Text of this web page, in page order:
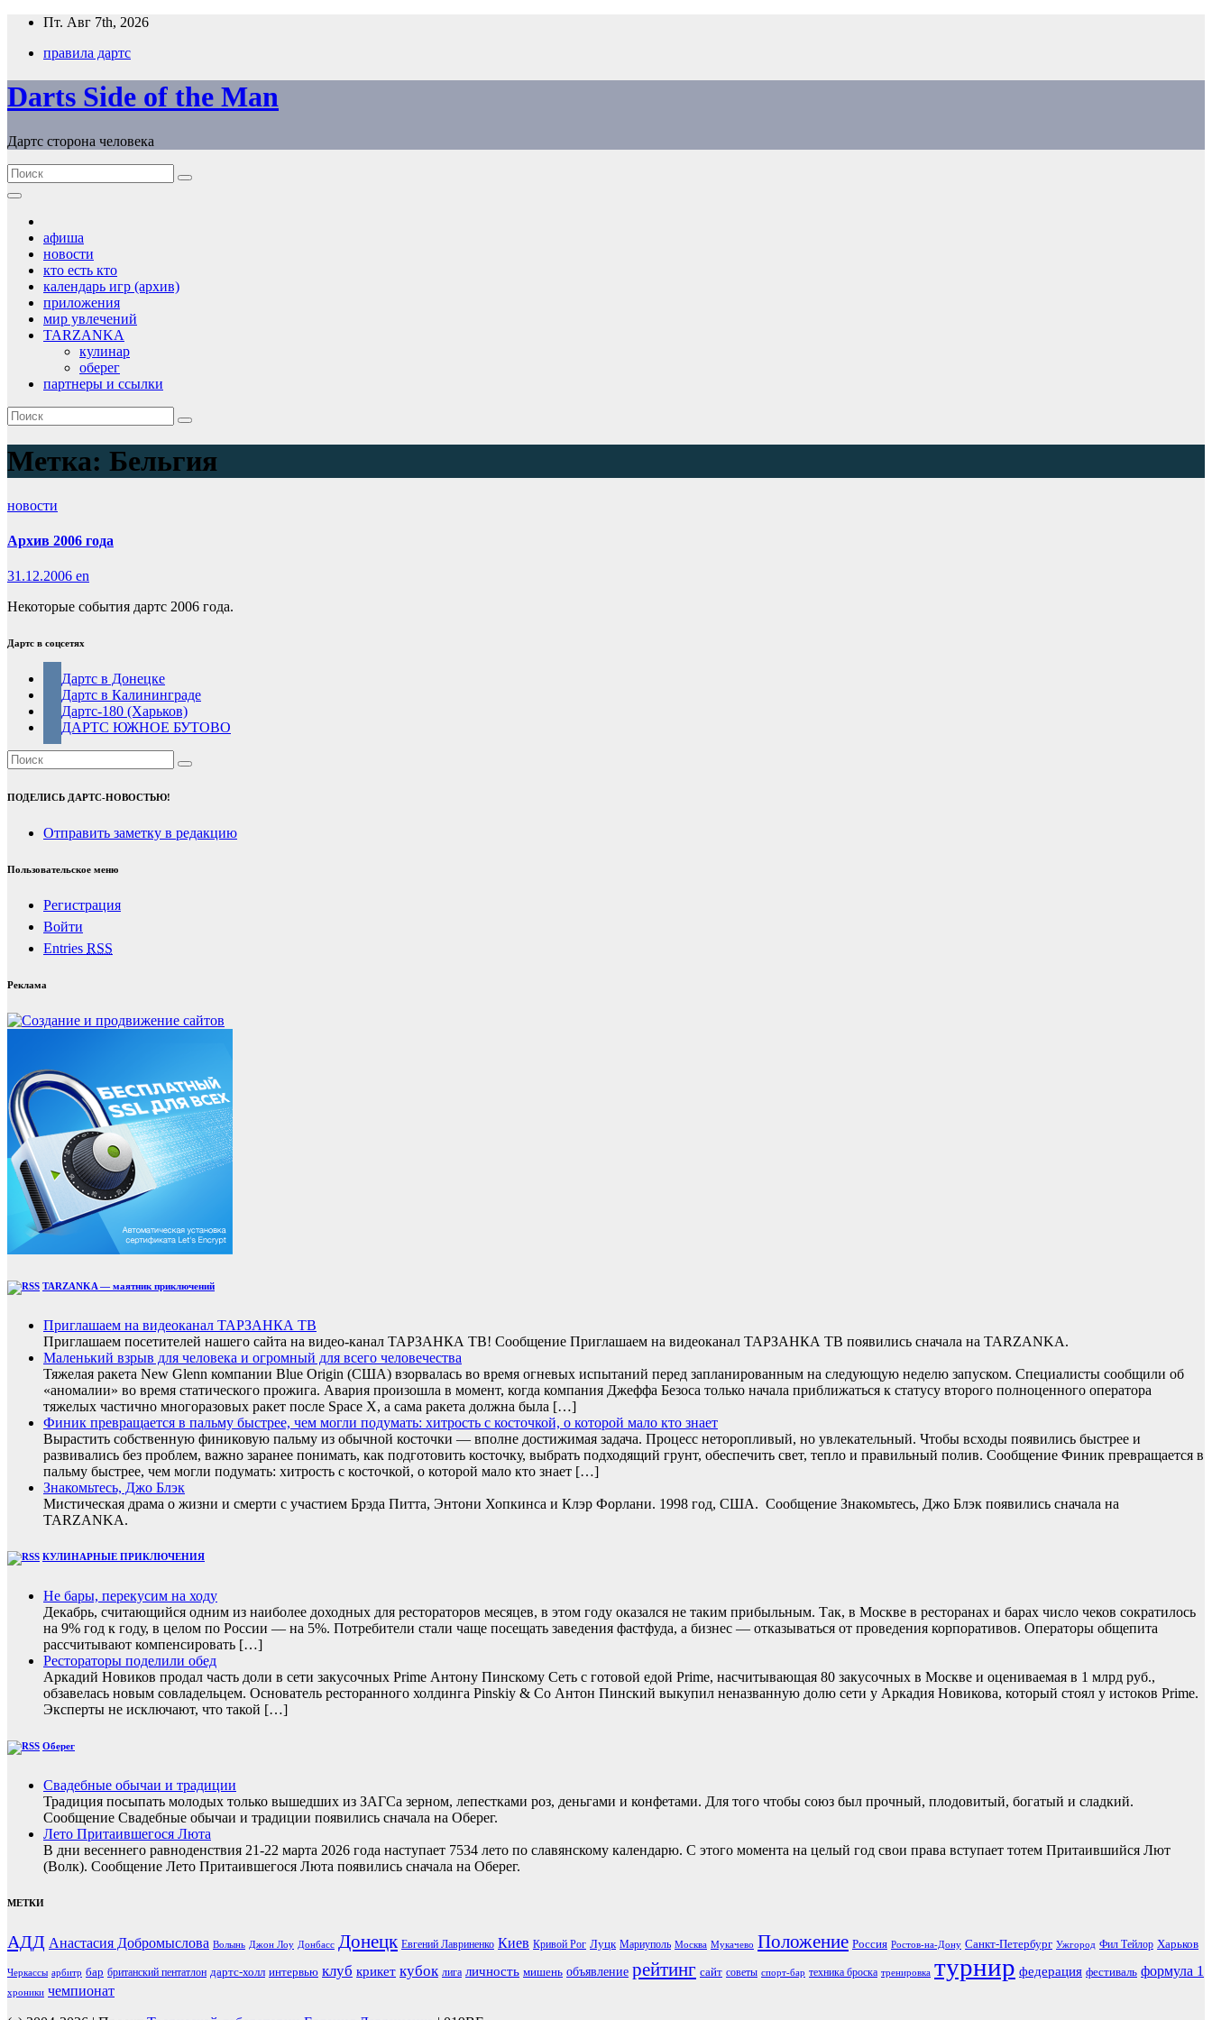
Перейти
содержимому
Пт. Авг 7th, 2026
правила дартс
Darts Side of the Man
Дартс сторона человека
афиша
новости
кто есть кто
календарь игр (архив)
приложения
мир увлечений
TARZANKA
кулинар
оберег
партнеры и ссылки
Метка: Бельгия
новости
Архив 2006 года
31.12.2006 en
Некоторые события дартс 2006 года.
Дартс в соцсетях
Дартс в Донецке
Дартс в Калининграде
Дартс-180 (Харьков)
ДАРТС ЮЖНОЕ БУТОВО
ПОДЕЛИСЬ ДАРТС-НОВОСТЬЮ!
Отправить заметку в редакцию
Пользовательское меню
Регистрация
Войти
Entries RSS
Реклама
TARZANKA — маятник приключений
Приглашаем на видеоканал ТАРЗАНКА ТВ
Приглашаем посетителей нашего сайта на видео-канал ТАРЗАНКА ТВ! Сообщение Приглашаем на видеоканал ТАРЗАНКА ТВ появились сначала на TARZANKA.
Маленький взрыв для человека и огромный для всего человечества
Тяжелая ракета New Glenn компании Blue Origin (США) взорвалась во время огневых испытаний перед запланированным на следующую неделю запуском. Специалисты сообщили об
«аномалии» во время статического прожига. Авария произошла в момент, когда компания Джеффа Безоса только начала приближаться к статусу второго полноценного оператора
тяжелых частично многоразовых ракет после Space X, а сама ракета должна была […]
Финик превращается в пальму быстрее, чем могли подумать: хитрость с косточкой, о которой мало кто знает
Вырастить собственную финиковую пальму из обычной косточки — вполне достижимая задача. Процесс неторопливый, но увлекательный. Чтобы всходы появились быстрее и
развивались без проблем, важно заранее понимать, как подготовить косточку, выбрать подходящий грунт, обеспечить свет, тепло и правильный полив. Сообщение Финик превращается в
пальму быстрее, чем могли подумать: хитрость с косточкой, о которой мало кто знает […]
Знакомьтесь, Джо Блэк
Мистическая драма о жизни и смерти с участием Брэда Питта, Энтони Хопкинса и Клэр Форлани. 1998 год, США. Сообщение Знакомьтесь, Джо Блэк появились сначала на
TARZANKA.
КУЛИНАРНЫЕ ПРИКЛЮЧЕНИЯ
Не бары, перекусим на ходу
Декабрь, считающийся одним из наиболее доходных для рестораторов месяцев, в этом году оказался не таким прибыльным. Так, в Москве в ресторанах и барах число чеков сократилось
на 9% год к году, в целом по России — на 5%. Потребители стали чаще посещать заведения фастфуда, а бизнес — отказываться от проведения корпоративов. Операторы общепита
рассчитывают компенсировать […]
Рестораторы поделили обед
Аркадий Новиков продал часть доли в сети закусочных Prime Антону Пинскому Сеть с готовой едой Prime, насчитывающая 80 закусочных в Москве и оцениваемая в 1 млрд руб.,
обзавелась новым совладельцем. Основатель ресторанного холдинга Pinskiy & Co Антон Пинский выкупил неназванную долю сети у Аркадия Новикова, который стоял у истоков Prime.
Эксперты не исключают, что такой […]
Оберег
Свадебные обычаи и традиции
Традиция посыпать молодых только вышедших из ЗАГСа зерном, лепестками роз, деньгами и конфетами. Для того чтобы союз был прочный, плодовитый, богатый и сладкий.
Сообщение Свадебные обычаи и традиции появились сначала на Оберег.
Лето Притаившегося Люта
В дни весеннего равноденствия 21-22 марта 2026 года наступает 7534 лето по славянскому календарю. С этого момента на целый год свои права вступает тотем Притаившийся Лют
(Волк). Сообщение Лето Притаившегося Люта появились сначала на Оберег.
МЕТКИ
АДД Анастасия Добромыслова Волынь Джон Лоу Донбасс Донецк Евгений Лавриненко Киев Кривой Рог Луцк Мариуполь Москва Мукачево Положение Россия Ростов-на-Дону Санкт-Петербург Ужгород Фил Тейлор Харьков
Черкассы арбитр бар британский пентатлон дартс-холл интервью клуб крикет кубок лига личность мишень объявление рейтинг сайт советы спорт-бар техника броска тренировка турнир федерация фестиваль формула 1
хроники чемпионат